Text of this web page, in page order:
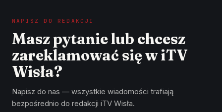
NAPISZ DO REDAKCJI
Masz pytanie lub chcesz
zareklamować się w iTV
Wisła?
Napisz do nas — wszystkie wiadomości trafiają
bezpośrednio do redakcji iTV Wisła.